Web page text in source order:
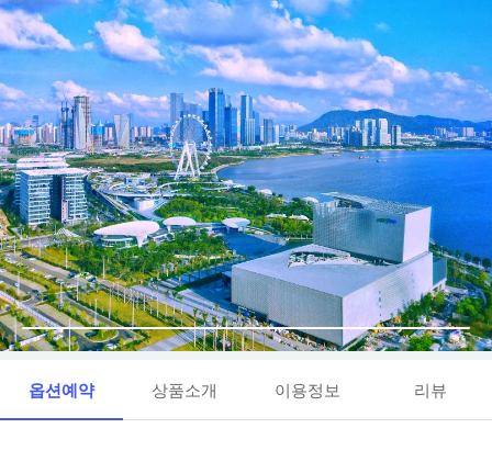
옵션예약 상품소개 이용정보 리뷰